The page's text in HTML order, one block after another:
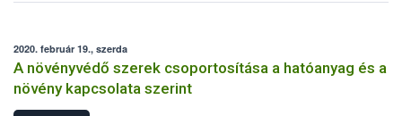
2020. február 19., szerda
A növényvédő szerek csoportosítása a hatóanyag és a
növény kapcsolata szerint